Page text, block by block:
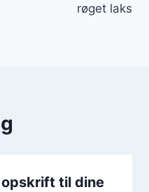
røget laks
til dine